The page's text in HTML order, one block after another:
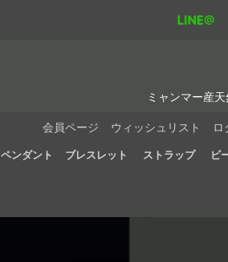
会員ページ ウィッシュリスト ロ
ミャンマー産
ペンダント ブレスレット ストラップ ビ